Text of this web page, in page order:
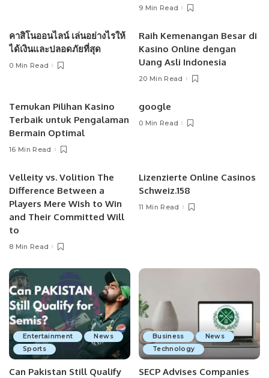
9 Min Read
คาสิโนออนไลน์ เล่นอย่างไรให้
ได้เงินและปลอดภัยที่สุด
0 Min Read
Raih Kemenangan Besar di
Kasino Online dengan
Uang Asli Indonesia
20 Min Read
Temukan Pilihan Kasino
Terbaik untuk Pengalaman
Bermain Optimal
16 Min Read
google
0 Min Read
Velleity vs. Volition The
Difference Between a
Players Mere Wish to Win
and Their Committed Will
to
8 Min Read
Lizenzierte Online Casinos
Schweiz.158
11 Min Read
Entertainment
News
Sports
Can Pakistan Still Qualify
Business
News
Technology
SECP Advises Companies